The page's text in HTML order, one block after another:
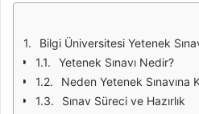
Bilgi Üniversitesi Yetenek
Yetenek Sınavı Nedir?
Neden Yetenek Sınavına
Sınav Süreci ve Hazırlık